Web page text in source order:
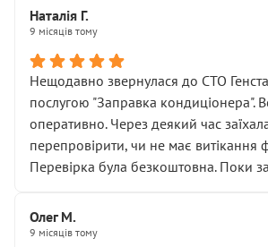
Наталія Г.
9 місяців тому
Нещодавно звернулася до СТО
послугою "Заправка кондиціонера".
оперативно. Через деякий час
перепровірити, чи не має витікання
Перевірка була безкоштовна. Поки
Олег М.
9 місяців тому